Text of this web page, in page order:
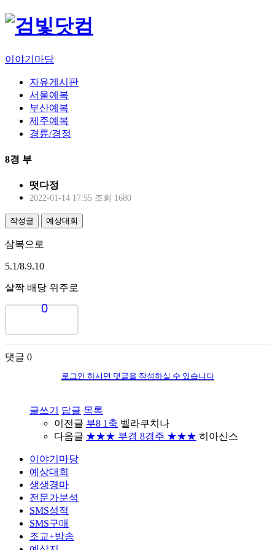
이야기마당
자유게시판
서울예복
부산예복
제주예복
경륜/경정
8경 부
떳다정
2022-01-14 17:55 조회 1680
작성글 예상대회
삼복으로
5.1/8.9.10
살짝 배당 위주로
0
댓글 0
로그인 하시면 댓글을 작성하실 수 있습니다
글쓰기 답글 목록
이전글 부8 1축 벨라쿠치나
다음글 ★★★ 부경 8경주 ★★★ 히아신스
이야기마당
예상대회
생생경마
전문가분석
SMS성적
SMS구매
조교+방송